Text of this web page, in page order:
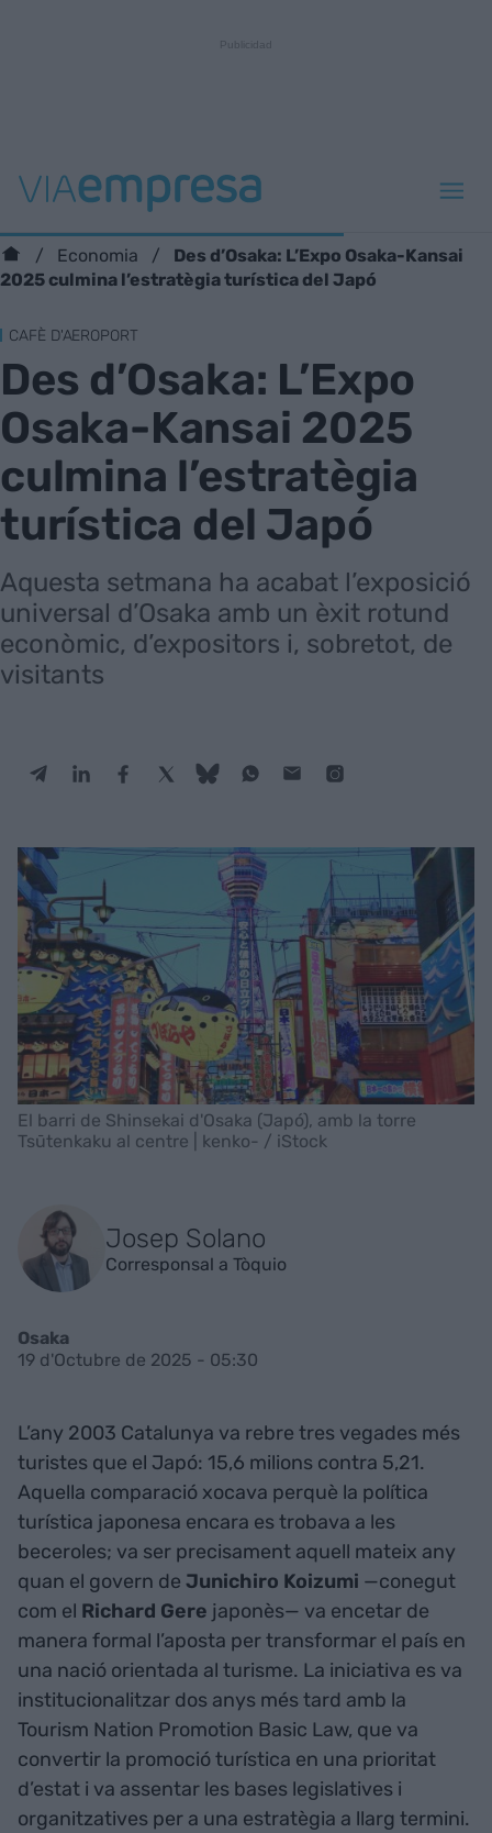
Economia
Des d’Osaka: L’Expo Osaka-Kansai
2025 culmina l’estratègia turística del Japó
CAFÈ D'AEROPORT
Des d’Osaka: L’Expo
Osaka-Kansai 2025
culmina l’estratègia
turística del Japó
Aquesta setmana ha acabat l’exposició
universal d’Osaka amb un èxit rotund
econòmic, d’expositors i, sobretot, de
visitants
El barri de Shinsekai d'Osaka (Japó), amb la torre
Tsūtenkaku al centre | kenko- / iStock
Josep Solano
Corresponsal a Tòquio
Osaka
19 d'Octubre de 2025 - 05:30
L’any 2003 Catalunya va rebre tres vegades més
turistes que el Japó: 15,6 milions contra 5,21.
Aquella comparació xocava perquè la política
turística japonesa encara es trobava a les
beceroles; va ser precisament aquell mateix any
quan el govern de Junichiro Koizumi —conegut
com el Richard Gere japonès— va encetar de
manera formal l’aposta per transformar el país en
una nació orientada al turisme. La iniciativa es va
institucionalitzar dos anys més tard amb la
Tourism Nation Promotion Basic Law, que va
convertir la promoció turística en una prioritat
d’estat i va assentar les bases legislatives i
organitzatives per a una estratègia a llarg termini.